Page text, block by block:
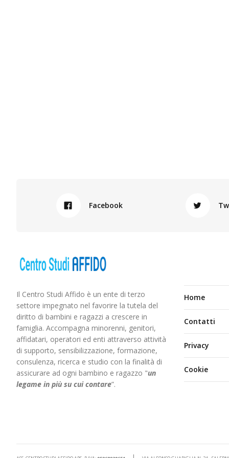
Facebook
Il Centro Studi Affido è un ente di terzo
settore impegnato nel favorire la tutela del
diritto di bambini e ragazzi a crescere in
famiglia. Accompagna minorenni, genitori,
affidatari, operatori ed enti attraverso attività
di supporto, sensibilizzazione, formazione,
consulenza, ricerca e studio con la finalità di
assicurare ad ogni bambino e ragazzo "un
legame in più su cui contare”.
Home
Contatti
Privacy
Cookie